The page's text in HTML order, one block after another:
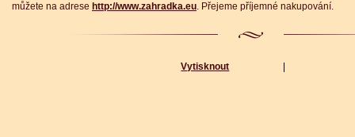
můžete na adrese http://www.zahradka.eu. Přejeme příjemné nakupování.
Vytisknout